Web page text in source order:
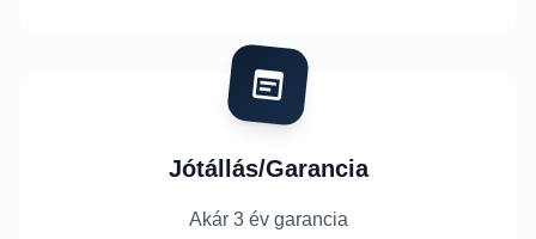
Jótállás/Garancia
Akár 3 év garancia